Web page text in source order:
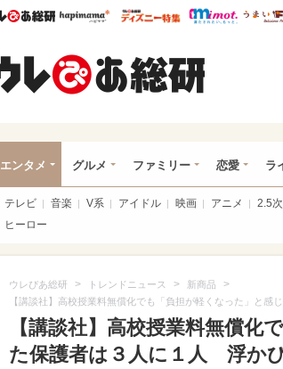
ウレぴあ総研ハピママ* ウレぴあ総研
mimot.
エンタメ グルメ ファミリー 恋愛 ラ
テレビ 音楽 V系 アイドル 映画 アニメ 2.5
ヒーロー
ウレぴあ総研 > トレンドニュース > 新商品 >
【講談社】高校授業料無償化でも「負担が軽くなった」と
【講談社】高校授業料無償化
た保護者は３人に１人 浮か